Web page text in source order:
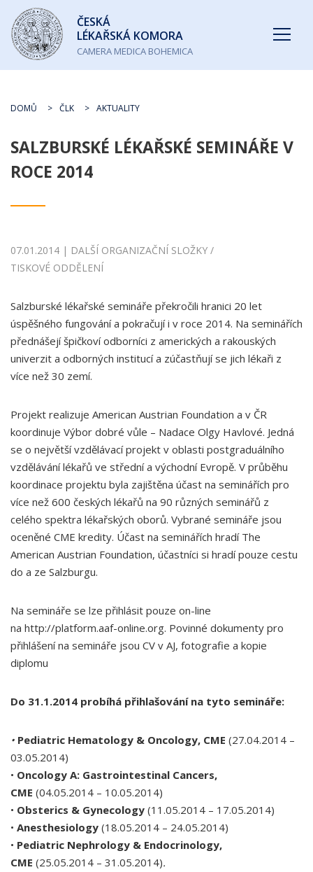
Česká
lékařská
komora
ČESKÁ
LÉKAŘSKÁ KOMORA
CAMERA MEDICA BOHEMICA
DOMŮ ČLK AKTUALITY
SALZBURSKÉ LÉKAŘSKÉ SEMINÁŘE V
ROCE 2014
07.01.2014 | DALŠÍ ORGANIZAČNÍ SLOŽKY /
TISKOVÉ ODDĚLENÍ
Salzburské lékařské semináře překročili hranici 20 let
úspěšného fungování a pokračují i v roce 2014. Na seminářích
přednášejí špičkoví odborníci z amerických a rakouských
univerzit a odborných institucí a zúčastňují se jich lékaři z
více než 30 zemí.
Projekt realizuje American Austrian Foundation a v ČR
koordinuje Výbor dobré vůle – Nadace Olgy Havlové. Jedná
se o největší vzdělávací projekt v oblasti postgraduálního
vzdělávání lékařů ve střední a východní Evropě. V průběhu
koordinace projektu byla zajištěna účast na seminářích pro
více než 600 českých lékařů na 90 různých seminářů z
celého spektra lékařských oborů. Vybrané semináře jsou
oceněné CME kredity. Účast na seminářích hradí The
American Austrian Foundation, účastníci si hradí pouze cestu
do a ze Salzburgu.
Na semináře se lze přihlásit pouze on-line
na http://platform.aaf-online.org. Povinné dokumenty pro
přihlášení na semináře jsou CV v AJ, fotografie a kopie
diplomu
Do 31.1.2014 probíhá přihlašování na tyto semináře:
• Pediatric Hematology & Oncology, CME (27.04.2014 –
03.05.2014)
• Oncology A: Gastrointestinal Cancers,
CME (04.05.2014 – 10.05.2014)
• Obsterics & Gynecology (11.05.2014 – 17.05.2014)
• Anesthesiology (18.05.2014 – 24.05.2014)
• Pediatric Nephrology & Endocrinology,
CME (25.05.2014 – 31.05.2014).